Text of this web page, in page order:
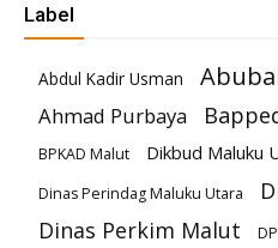
Label
Abdul Kadir Usman
Ahmad Purbaya
BPKAD Malut Dikbud Maluku
Dinas Perindag Maluku Utara
Dinas Perkim Malut